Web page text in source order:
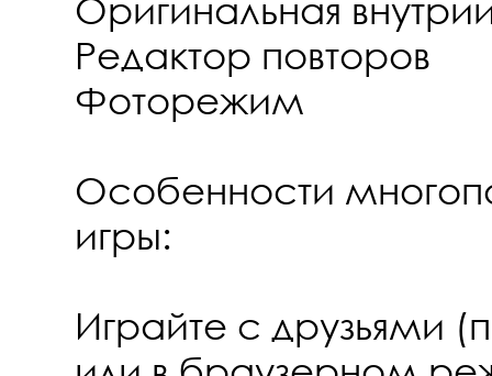
Оригинальная
Редактор повторов
Фоторежим
Особенности
игры:
Играйте с друзьями